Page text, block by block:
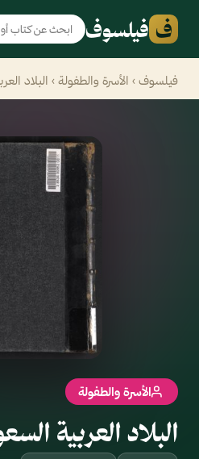
ف فيلسوف
فيلسوف › الأسرة والطفولة › البلاد
الأسرة والطفولة
البلاد العربية